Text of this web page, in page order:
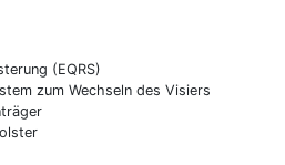
(EQRS)
zum Wechseln des Visiers